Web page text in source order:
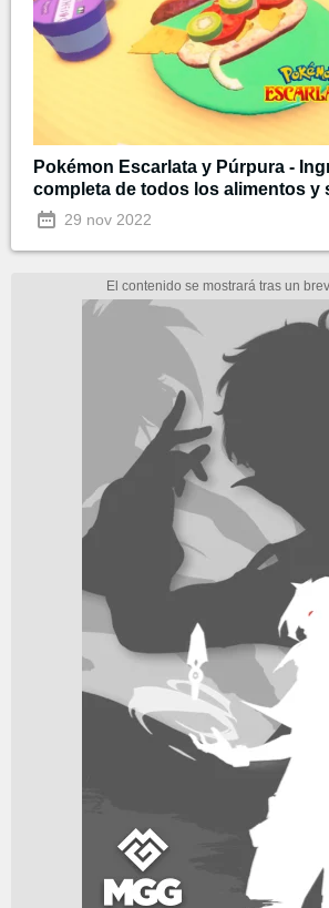
Pokémon Escarlata y Púrpura -
completa de todos los alimentos y
29 nov 2022